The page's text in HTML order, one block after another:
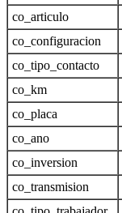
co_articulo
co_configuracion
co_tipo_contacto
co_km
co_placa
co_ano
co_inversion
co_transmision